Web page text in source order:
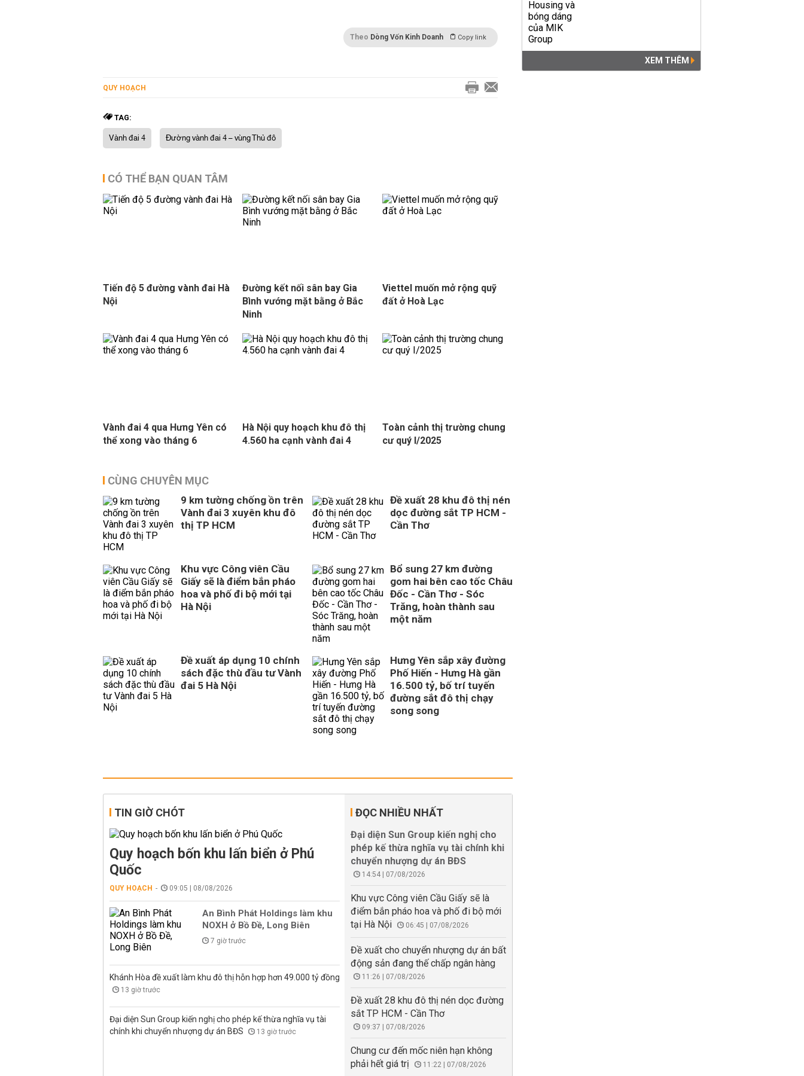
Theo Dòng Vốn Kinh Doanh Copy link
QUY HOẠCH
TAG:
Vành đai 4 Đường vành đai 4 – vùng Thủ đô
CÓ THỂ BẠN QUAN TÂM
Tiến độ 5 đường vành đai Hà
Nội
Đường kết nối sân bay Gia
Bình vướng mặt bằng ở Bắc
Ninh
Viettel muốn mở rộng quỹ
đất ở Hoà Lạc
Vành đai 4 qua Hưng Yên có
thể xong vào tháng 6
Hà Nội quy hoạch khu đô thị
4.560 ha cạnh vành đai 4
Toàn cảnh thị trường chung
cư quý I/2025
CÙNG CHUYÊN MỤC
9 km tường chống ồn trên
Vành đai 3 xuyên khu đô
thị TP HCM
Đề xuất 28 khu đô thị nén
dọc đường sắt TP HCM -
Cần Thơ
Khu vực Công viên Cầu
Giấy sẽ là điểm bắn pháo
hoa và phố đi bộ mới tại
Hà Nội
Bổ sung 27 km đường
gom hai bên cao tốc Châu
Đốc - Cần Thơ - Sóc
Trăng, hoàn thành sau
một năm
Đề xuất áp dụng 10 chính
sách đặc thù đầu tư Vành
đai 5 Hà Nội
Hưng Yên sắp xây đường
Phố Hiến - Hưng Hà gần
16.500 tỷ, bố trí tuyến
đường sắt đô thị chạy
song song
TIN GIỜ CHÓT
Quy hoạch bốn khu lấn biển ở Phú
Quốc
QUY HOẠCH 09:05 | 08/08/2026
An Bình Phát Holdings làm khu
NOXH ở Bồ Đề, Long Biên
7 giờ trước
Khánh Hòa đề xuất làm khu đô thị hỗn hợp hơn 49.000 tỷ đồng
13 giờ trước
Đại diện Sun Group kiến nghị cho phép kế thừa nghĩa vụ tài
chính khi chuyển nhượng dự án BĐS
13 giờ trước
ĐỌC NHIỀU NHẤT
Đại diện Sun Group kiến nghị cho
phép kế thừa nghĩa vụ tài chính khi
chuyển nhượng dự án BĐS
14:54 | 07/08/2026
Khu vực Công viên Cầu Giấy sẽ là
điểm bắn pháo hoa và phố đi bộ mới
tại Hà Nội
06:45 | 07/08/2026
Đề xuất cho chuyển nhượng dự án bất
động sản đang thế chấp ngân hàng
11:26 | 07/08/2026
Đề xuất 28 khu đô thị nén dọc đường
sắt TP HCM - Cần Thơ
09:37 | 07/08/2026
Chung cư đến mốc niên hạn không
phải hết giá trị
11:22 | 07/08/2026
XEM THÊM